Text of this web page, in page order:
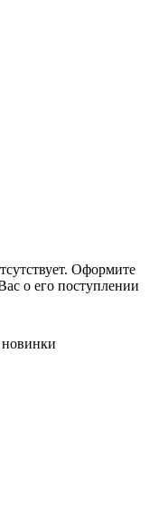
Оформите
о его поступлении